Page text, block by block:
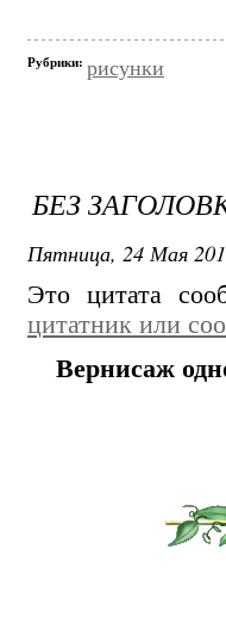
Рубрики: рисунки
БЕЗ
Пятница, 24 Мая
Это цитата
цитатник или
Вернисаж